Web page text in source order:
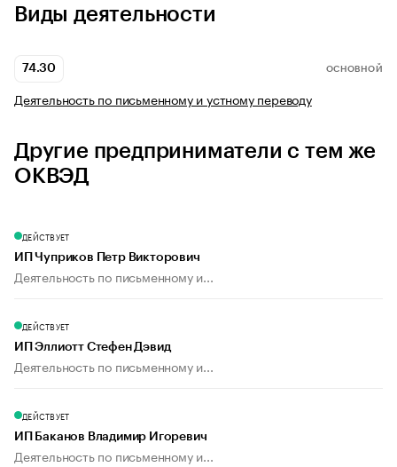
Виды деятельности
74.30 ОСНОВНОЙ
Деятельность по письменному и устному переводу
Другие предприниматели с тем же
ОКВЭД
ДЕЙСТВУЕТ
ИП Чуприков Петр Викторович
Деятельность по письменному и...
ДЕЙСТВУЕТ
ИП Эллиотт Стефен Дэвид
Деятельность по письменному и...
ДЕЙСТВУЕТ
ИП Баканов Владимир Игоревич
Деятельность по письменному и...